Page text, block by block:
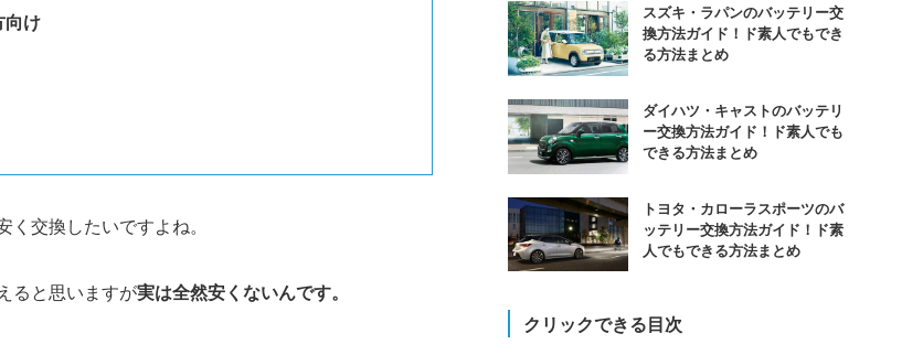
向け
交換したいですよね。
ると思いますが実は全然安くないんです。
スズキ・ラパンのバッテリー交
換方法ガイド！ド素人でもでき
る方法まとめ
ダイハツ・キャストのバッテリ
ー交換方法ガイド！ド素人でも
できる方法まとめ
トヨタ・カローラスポーツのバ
ッテリー交換方法ガイド！ド素
人でもできる方法まとめ
クリックできる目次